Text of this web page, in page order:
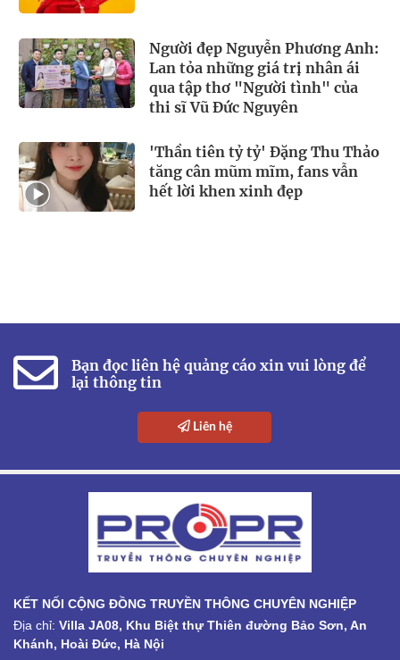
Người đẹp Nguyễn Phương Anh:
Lan tỏa những giá trị nhân ái
qua tập thơ "Người tình" của
thi sĩ Vũ Đức Nguyên
'Thần tiên tỷ tỷ' Đặng Thu Thảo
tăng cân mũm mĩm, fans vẫn
hết lời khen xinh đẹp
Bạn đọc liên hệ quảng cáo xin vui lòng để
lại thông tin
Liên hệ
KẾT NỐI CỘNG ĐỒNG TRUYỀN THÔNG CHUYÊN NGHIỆP
Địa chỉ: Villa JA08, Khu Biệt thự Thiên đường Bảo Sơn, An
Khánh, Hoài Đức, Hà Nội